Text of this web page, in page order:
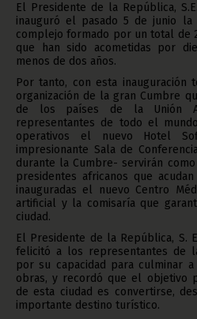
El Presidente de la República,
inauguró el pasado 5 de junio la
complejo formado por un total de
que han sido acometidas por
menos de dos años.
Por tanto, con esta inauguración
organización de la gran Cumbre
de los países de la Unión
representantes de todo el
operativos el nuevo Hotel
impresionante Sala de
durante la Cumbre- servirán
presidentes africanos que
inauguradas el nuevo Centro
artificial y la comisaría que
ciudad.
El Presidente de la República, S.
felicitó a los representantes de
por su capacidad para culminar
obras, y recordó que el objetivo
de esta ciudad es convertirse,
importante destino turístico.